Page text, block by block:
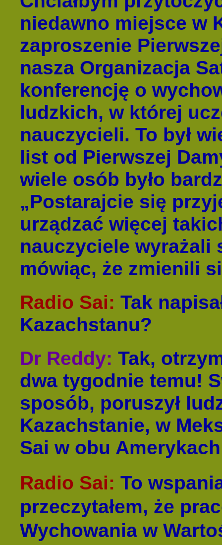
niedawno miejsce w
zaproszenie
nasza Organizacja
konferencję o
ludzkich, w której
nauczycieli. To był
list od Pierwszej
wiele osób było
„Postarajcie się
urządzać więcej
nauczyciele wyrażali
mówiąc, że zmienili
Radio Sai: Tak
Kazachstanu?
Dr Reddy: Tak,
dwa tygodnie temu!
sposób, poruszył
Kazachstanie, w
Sai w obu
Radio Sai: To
przeczytałem, że
Wychowania w